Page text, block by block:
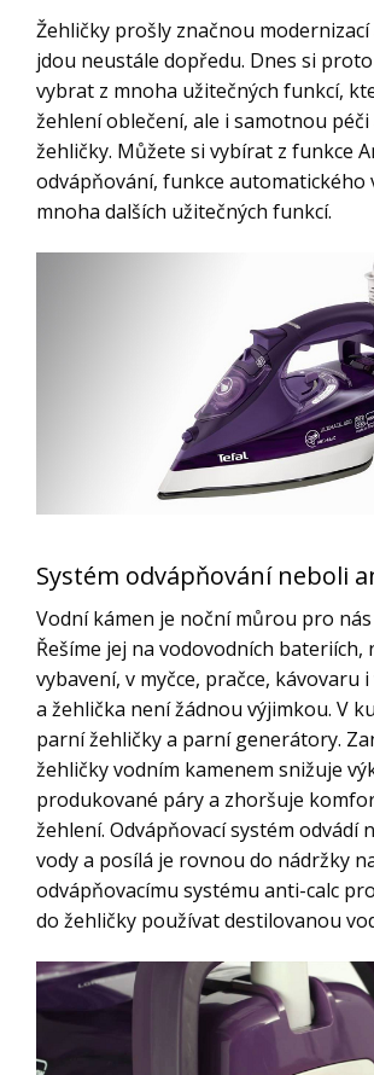
Žehličky prošly značnou
jdou neustále dopředu. Dnes si
vybrat z mnoha užitečných funkcí,
žehlení oblečení, ale i samotnou
žehličky. Můžete si vybírat z funkce
odvápňování, funkce automatického
mnoha dalších užitečných funkcí.
Systém odvápňování neboli
Vodní kámen je noční můrou pro
Řešíme jej na vodovodních bateriích,
vybavení, v myčce, pračce, kávovaru
a žehlička není žádnou výjimkou. V
parní žehličky a parní generátory.
žehličky vodním kamenem snižuje
produkované páry a zhoršuje
žehlení. Odvápňovací systém odvádí
vody a posílá je rovnou do nádržky
odvápňovacímu systému anti-calc
do žehličky používat destilovanou